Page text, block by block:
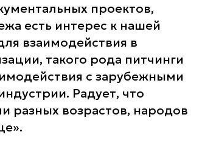
проектов,
есть интерес к нашей
взаимодействия в
такого рода питчинги
с зарубежными
Радует, что
разных возрастов, народов